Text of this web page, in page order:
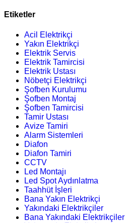
Etiketler
Acil Elektrikçi
Yakın Elektrikçi
Elektrik Servis
Elektrik Tamircisi
Elektrik Ustası
Nöbetçi Elektrikçi
Şofben Kurulumu
Şofben Montaj
Şofben Tamircisi
Tamir Ustası
Avize Tamiri
Alarm Sistemleri
Diafon
Diafon Tamiri
CCTV
Led Montajı
Led Spot Aydınlatma
Taahhüt İşleri
Bana Yakın Elektrikçi
Yakındaki Elektrikçiler
Bana Yakındaki Elektrikçiler